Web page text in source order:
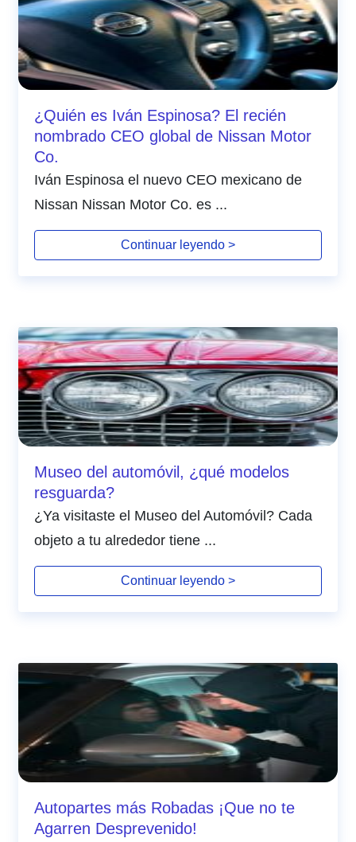
¿Quién es Iván Espinosa? El recién
nombrado CEO global de Nissan Motor
Co.
Iván Espinosa el nuevo CEO mexicano de
Nissan Nissan Motor Co. es ...
Continuar leyendo >
Museo del automóvil, ¿qué modelos
resguarda?
¿Ya visitaste el Museo del Automóvil? Cada
objeto a tu alrededor tiene ...
Continuar leyendo >
Autopartes más Robadas ¡Que no te
Agarren Desprevenido!